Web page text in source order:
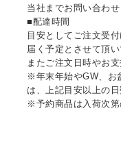
当社までお問い合わせ
■配達時間
目安としてご注文受
届く予定とさせて頂
またご注文日時やお
※年末年始やGW、お
は、上記目安以上の
※予約商品は入荷次第